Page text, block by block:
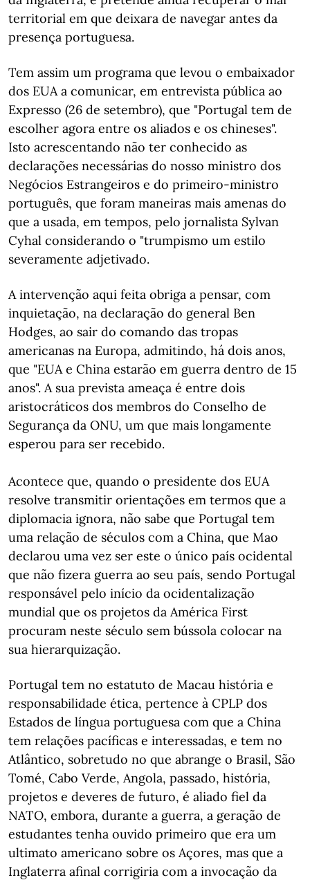
territorial em que deixara de navegar antes da
presença portuguesa.
Tem assim um programa que levou o embaixador
dos EUA a comunicar, em entrevista pública ao
Expresso (26 de setembro), que "Portugal tem de
escolher agora entre os aliados e os chineses".
Isto acrescentando não ter conhecido as
declarações necessárias do nosso ministro dos
Negócios Estrangeiros e do primeiro-ministro
português, que foram maneiras mais amenas do
que a usada, em tempos, pelo jornalista Sylvan
Cyhal considerando o "trumpismo um estilo
severamente adjetivado.
A intervenção aqui feita obriga a pensar, com
inquietação, na declaração do general Ben
Hodges, ao sair do comando das tropas
americanas na Europa, admitindo, há dois anos,
que "EUA e China estarão em guerra dentro de 15
anos". A sua prevista ameaça é entre dois
aristocráticos dos membros do Conselho de
Segurança da ONU, um que mais longamente
esperou para ser recebido.
Acontece que, quando o presidente dos EUA
resolve transmitir orientações em termos que a
diplomacia ignora, não sabe que Portugal tem
uma relação de séculos com a China, que Mao
declarou uma vez ser este o único país ocidental
que não fizera guerra ao seu país, sendo Portugal
responsável pelo início da ocidentalização
mundial que os projetos da América First
procuram neste século sem bússola colocar na
sua hierarquização.
Portugal tem no estatuto de Macau história e
responsabilidade ética, pertence à CPLP dos
Estados de língua portuguesa com que a China
tem relações pacíficas e interessadas, e tem no
Atlântico, sobretudo no que abrange o Brasil, São
Tomé, Cabo Verde, Angola, passado, história,
projetos e deveres de futuro, é aliado fiel da
NATO, embora, durante a guerra, a geração de
estudantes tenha ouvido primeiro que era um
ultimato americano sobre os Açores, mas que a
Inglaterra afinal corrigiria com a invocação da